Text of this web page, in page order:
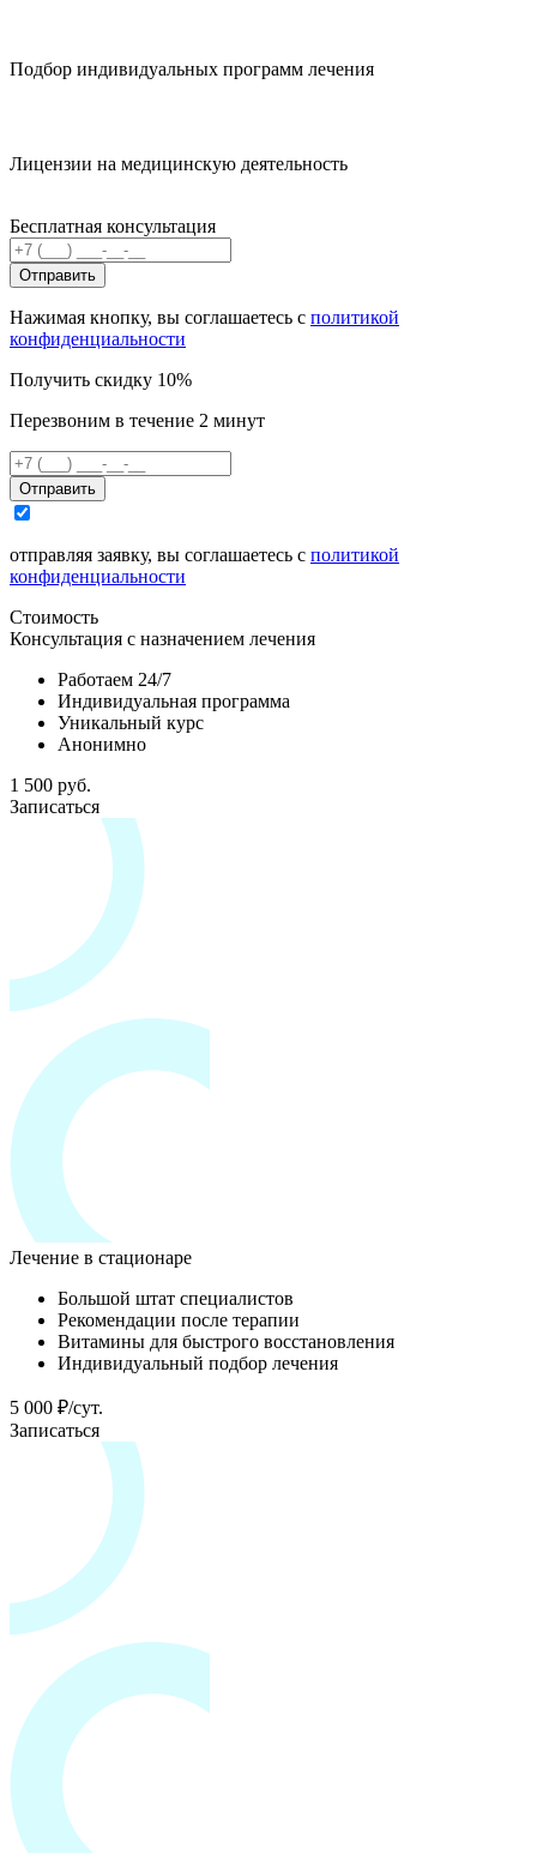
Подбор индивидуальных программ лечения
Лицензии на медицинскую деятельность
Бесплатная консультация
Отправить
Нажимая кнопку, вы соглашаетесь с политикой
конфиденциальности
Получить скидку 10%
Перезвоним в течение 2 минут
Отправить
отправляя заявку, вы соглашаетесь с политикой
конфиденциальности
Стоимость
Консультация с назначением лечения
Работаем 24/7
Индивидуальная программа
Уникальный курс
Анонимно
1 500 руб.
Записаться
Лечение в стационаре
Большой штат специалистов
Рекомендации после терапии
Витамины для быстрого восстановления
Индивидуальный подбор лечения
5 000 ₽/сут.
Записаться